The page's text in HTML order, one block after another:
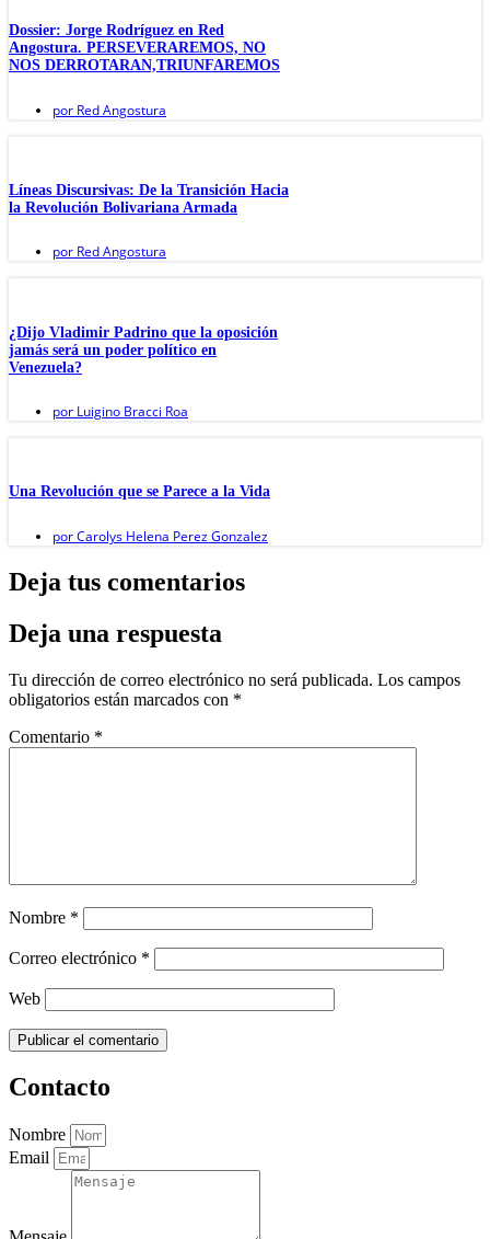
Dossier: Jorge Rodríguez en Red
Angostura. PERSEVERAREMOS, NO
NOS DERROTARAN,TRIUNFAREMOS
por Red Angostura
Líneas Discursivas: De la Transición Hacia
la Revolución Bolivariana Armada
por Red Angostura
¿Dijo Vladimir Padrino que la oposición
jamás será un poder político en
Venezuela?
por Luigino Bracci Roa
Una Revolución que se Parece a la Vida
porCarolys Helena Perez Gonzalez
Deja tus comentarios
Deja una respuesta
Tu dirección de correo electrónico no será publicada. Los campos
obligatorios están marcados con *
Comentario *
Nombre *
Correo electrónico *
Web
Contacto
Nombre
Email